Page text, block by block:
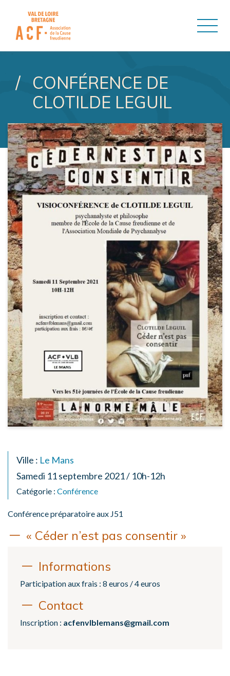
ASSOCIATION DE LA
CONFÉRENCE DE
CLOTILDE LEGUIL
Ville : Le Mans
Samedi 11 septembre 2021 / 10h-12h
Catégorie : Conférence
Conférence préparatoire aux J51
« Céder n’est pas consentir »
Informations
Participation aux frais : 8 euros / 4 euros
Contact
Inscription : acfenvlblemans@gmail.com